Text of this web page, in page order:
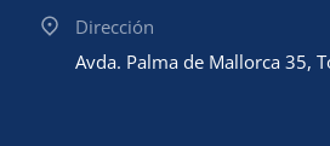
Dirección
Avda. Palma de Mallorca 35,